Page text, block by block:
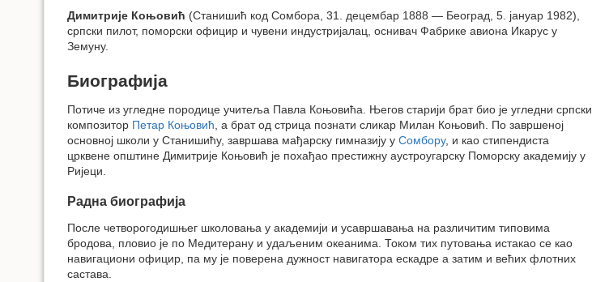
Димитрије Коњовић (Станишић код Сомбора, 31. децембар 1888 — Београд, 5. јануар 1982),
српски пилот, поморски официр и чувени индустријалац, оснивач Фабрике авиона Икарус у
Земуну.
Биографија
Потиче из угледне породице учитеља Павла Коњовића. Његов старији брат био је угледни српски
композитор Петар Коњовић , а брат од стрица познати сликар Милан Коњовић. По завршеној
основној школи у Станишићу, завршава мађарску гимназију у Сомбору, и као стипендиста
црквене општине Димитрије Коњовић је похађао престижну аустроугарску Поморску академију у
Ријеци.
Радна биографија
После четворогодишњег школовања у академији и усавршавања на различитим типовима
бродова, пловио је по Медитерану и удаљеним океанима. Током тих путовања истакао се као
навигациони официр, па му је поверена дужност навигатора ескадре а затим и већих флотних
састава.